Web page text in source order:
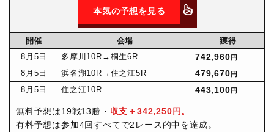
本気の予想を見る
開催 会場
獲得
8月 5日 多摩川10R →桐生6R 742,960 円
8月 5日 浜名湖10R →住之江5R 479,670 円
8月 5日 住之江10R 443,100 円
無料予想は19戦13勝・ 収支＋342,250円。
有料予想は参加4回すべてで2レース的中を達成。